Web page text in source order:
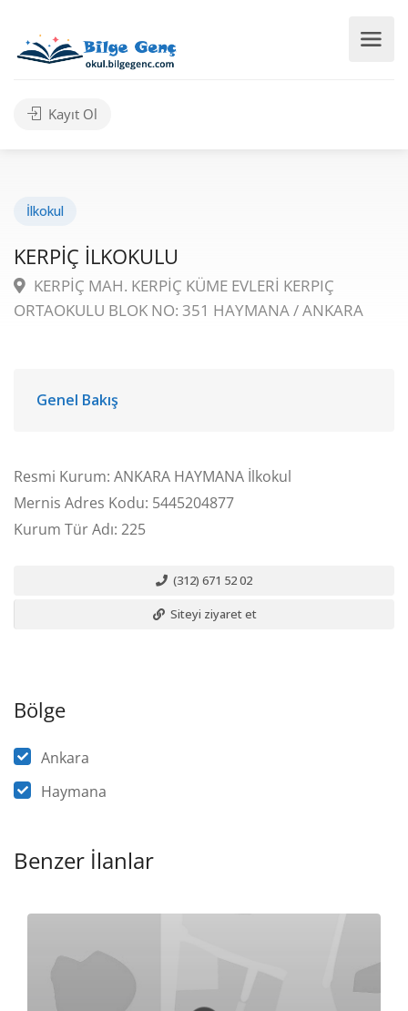
Kayıt Ol
İlkokul
KERPİÇ İLKOKULU
KERPİÇ MAH. KERPİÇ KÜME EVLERİ KERPIÇ
ORTAOKULU BLOK NO: 351 HAYMANA / ANKARA
Genel Bakış
Resmi Kurum: ANKARA HAYMANA İlkokul
Mernis Adres Kodu: 5445204877
Kurum Tür Adı: 225
(312) 671 52 02
Siteyi ziyaret et
Bölge
Ankara
Haymana
Benzer İlanlar